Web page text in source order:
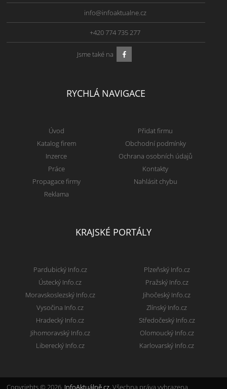
info@infoaktualne.cz
+420 774 735 277
Jsme také na
RYCHLÁ NAVIGACE
Úvod
Katalog firem
Inzerce
Práce
Propagace firmy
Reklama
Přidat firmu
Obchodní podmínky
Ochrana osobních údajů
Kontakty
Nahlásit chybu
KRAJSKÉ PORTÁLY
Pardubický Info.cz
Ústecký Info.cz
Moravskoslezský Info.cz
Vysočina Info.cz
Hradecký Info.cz
Jihomoravský Info.cz
Liberecký Info.cz
Plzeňský Info.cz
Pražský Info.cz
Jihočeský Info.cz
Zlínský Info.cz
Středočeský Info.cz
Olomoucký Info.cz
Karlovarský Info.cz
Copyrights © 2026. InfoAktuálně.cz, Všechna práva vyhrazena.